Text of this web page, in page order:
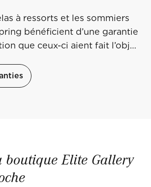
à ressorts et les sommiers
bénéficient d’une garantie
que ceux-ci aient fait l’objet
à la notice. Plus de
sur le lien ci-dessous.
boutique Elite Gallery